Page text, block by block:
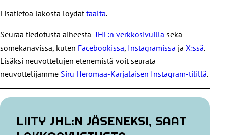
Lisätietoa lakosta löydät täältä.
Seuraa tiedotusta aiheesta JHL:n verkkosivuilla sekä
somekanavissa, kuten Facebookissa, Instagramissa ja X:ssä.
Lisäksi neuvottelujen etenemistä voit seurata
neuvottelijamme Siru Heromaa-Karjalaisen Instagram-tilillä.
LIITY JHL:N JÄSENEKSI, SAAT